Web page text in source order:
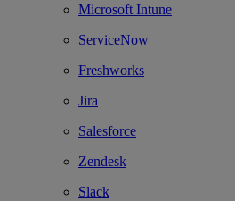
Microsoft Intune
ServiceNow
Freshworks
Jira
Salesforce
Zendesk
Slack